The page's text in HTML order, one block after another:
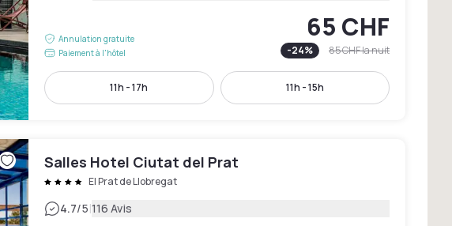
Annulation gratuite
Paiement à l'hôtel
65 CHF
-24% 85 CHFla nuit
11h - 17h 11h - 15h
Salles Hotel Ciutat del Prat
El Prat de Llobregat
4.7/5|116 Avis